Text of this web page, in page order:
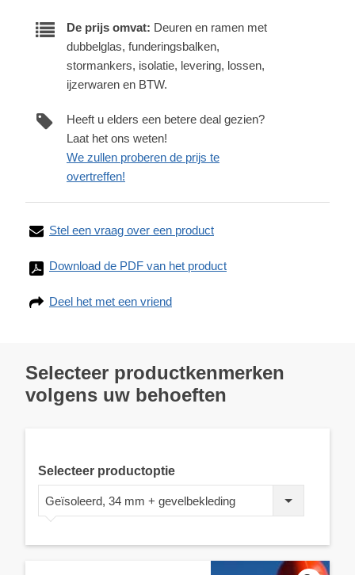
De prijs omvat: Deuren en ramen met
dubbelglas, funderingsbalken,
stormankers, isolatie, levering, lossen,
ijzerwaren en BTW.
Heeft u elders een betere deal gezien?
Laat het ons weten!
We zullen proberen de prijs te
overtreffen!
Stel een vraag over een product
Download de PDF van het product
Deel het met een vriend
Selecteer productkenmerken
volgens uw behoeften
Selecteer productoptie
Geïsoleerd, 34 mm + gevelbekleding